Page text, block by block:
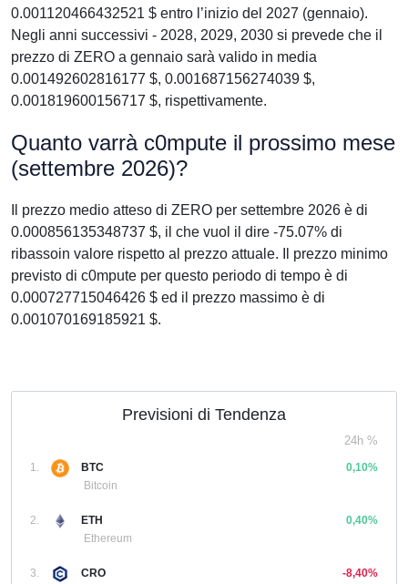
0.001120466432521 $ entro l’inizio del 2027 (gennaio).
Negli anni successivi - 2028, 2029, 2030 si prevede che il
prezzo di ZERO a gennaio sarà valido in media
0.001492602816177 $, 0.001687156274039 $,
0.001819600156717 $, rispettivamente.
Quanto varrà c0mpute il prossimo mese
(settembre 2026)?
Il prezzo medio atteso di ZERO per settembre 2026 è di
0.000856135348737 $, il che vuol il dire -75.07% di
ribassoin valore rispetto al prezzo attuale. Il prezzo minimo
previsto di c0mpute per questo periodo di tempo è di
0.000727715046426 $ ed il prezzo massimo è di
0.001070169185921 $.
Previsioni di Tendenza
24h %
1.
BTC
Bitcoin
0,10%
2.
ETH
Ethereum
0,40%
3.
CRO
-8,40%